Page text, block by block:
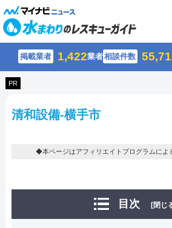
掲載業者 1,422業者相談件数
PR
清和設備-横手市
◆本ページはアフィリエイトプログラムによ
目次 [閉じ